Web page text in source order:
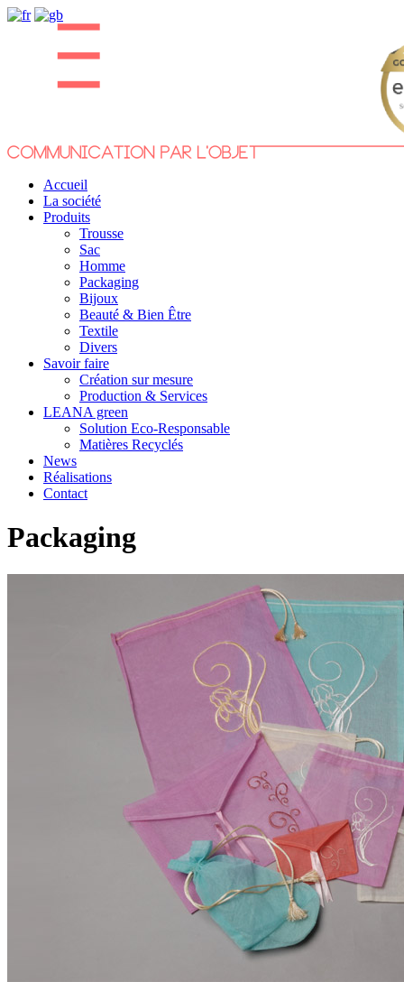
Accueil
La société
Produits
Trousse
Sac
Homme
Packaging
Bijoux
Beauté & Bien Être
Textile
Divers
Savoir faire
Création sur mesure
Production & Services
LEANA green
Solution Eco-Responsable
Matières Recyclés
News
Réalisations
Contact
Packaging